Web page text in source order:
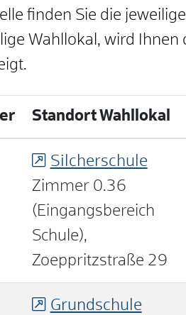
finden Sie die
Wahllokal, wird
Standort Wahllokal
Silcherschule
Zimmer 0.36
(Eingangsbereich
Schule),
Zoeppritzstraße 29
Grundschule